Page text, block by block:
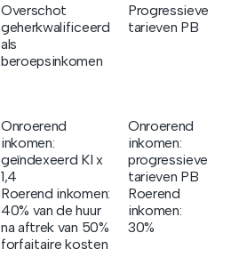
Overschot
geherkwalificeerd
als
beroepsinkomen
Progressieve
tarieven PB
Onroerend
inkomen:
geïndexeerd KI x
1,4
Roerend inkomen:
40% van de huur
na aftrek van 50%
forfaitaire kosten
Onroerend
inkomen:
progressieve
tarieven PB
Roerend
inkomen:
30%